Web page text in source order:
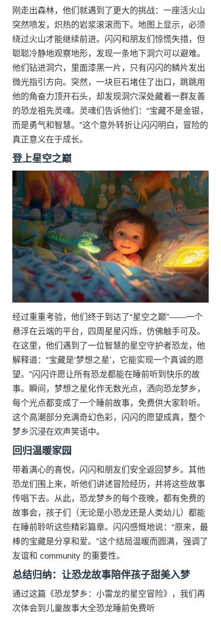
刚走出森林，他们就遇到了更大的挑战：一座活火山
突然喷发，炽热的岩浆滚滚而下。地图上显示，必须
绕过火山才能继续前进。闪闪和朋友们惊慌失措，但
聪聪冷静地观察地形，发现一条地下洞穴可以避难。
他们钻进洞穴，里面漆黑一片，只有闪闪的鳞片发出
微光指引方向。突然，一块巨石堵住了出口，跳跳用
他的角奋力顶开石头，却发现洞穴深处藏着一群友善
的恐龙祖先灵魂。灵魂们告诉他们：“宝藏不是金银，
而是勇气和智慧。”这个意外转折让闪闪明白，冒险的
真正意义在于成长。
登上星空之巅
经过重重考验，他们终于到达了“星空之巅”——一个
悬浮在云端的平台，四周星星闪烁，仿佛触手可及。
在这里，他们遇到了一位智慧的星空守护者恐龙，他
解释道：“宝藏是‘梦想之星’，它能实现一个真诚的愿
望。”闪闪许愿让所有恐龙都能在睡前听到快乐的故
事。瞬间，梦想之星化作无数光点，洒向恐龙梦乡，
每个光点都变成了一个睡前故事，免费供大家聆听。
这个高潮部分充满奇幻色彩，闪闪的愿望成真，整个
梦乡沉浸在欢声笑语中。
回归温暖家园
带着满心的喜悦，闪闪和朋友们安全返回梦乡。其他
恐龙们围上来，听他们讲述冒险经历，并将这些故事
传唱下去。从此，恐龙梦乡的每个夜晚，都有免费的
故事会，孩子们（无论是小恐龙还是人类幼儿）都能
在睡前聆听这些精彩篇章。闪闪感慨地说：“原来，最
棒的宝藏是分享和爱。”这个结局温暖而圆满，强调了
友谊和 community 的重要性。
总结归纳：让恐龙故事陪伴孩子甜美入梦
通过这篇《恐龙梦乡：小雷龙的星空冒险》，我们再
次体会到儿童故事大全恐龙睡前免费听